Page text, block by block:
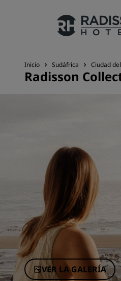
Nuestras marcas
Marcas afiliadas en
Inicio Sudáfrica Ciudad
Radisson
VER LA GALERÍA